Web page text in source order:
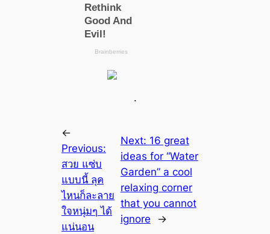
.
←
Previous:
สวย แซ่บ
แบบนี้ ลุค
ไหนก็ละลาย
ใจหนุ่มๆ ได้
แน่นอน
Next: 16 great
ideas for “Water
Garden” a cool
relaxing corner
that you cannot
ignore
→